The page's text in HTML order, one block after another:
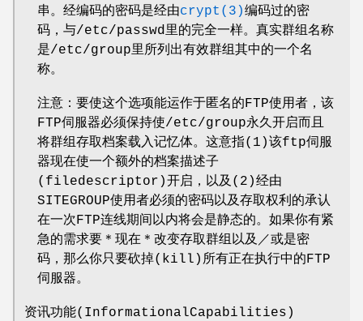
串。经编码的密码是经由crypt(3)编码过的密
码，与/etc/passwd里的完全一样。真实群组名称
是/etc/group里所列出有效群组其中的一个名
称。
注意：要使这个选项能运作于匿名的FTP使用者，该
FTP伺服器必须保持使/etc/group永久开启而且
将群组存取档案载入记忆体。这意指(1)该ftp伺服
器现在使一个额外的档案描述子
(filedescriptor)开启，以及(2)经由
SITEGROUP使用者必须的密码以及存取权利的承认
在一次FTP连线期间以内将会是静态的。如果你有紧
急的需求要＊现在＊改变存取群组以及／或是密
码，那么你只要砍掉(kill)所有正在执行中的FTP
伺服器。
资讯功能(InformationalCapabilities)